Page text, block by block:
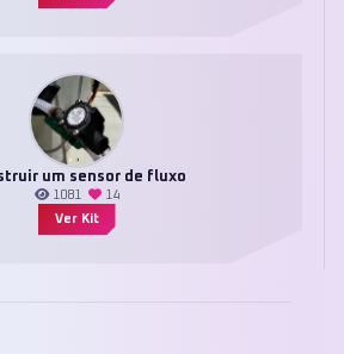
um sensor de fluxo
1081
14
Ver Kit